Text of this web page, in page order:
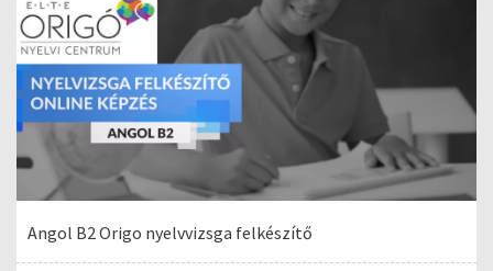
Angol B2 Origo nyelvvizsga felkészítő